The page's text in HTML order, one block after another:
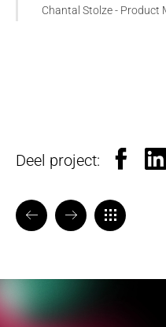
Chantal Stolze - Product
Deel project:
VORIGEVOLGENDE
TERUG